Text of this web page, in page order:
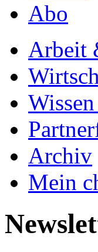
Abo
Arbeit
Archiv
Mein